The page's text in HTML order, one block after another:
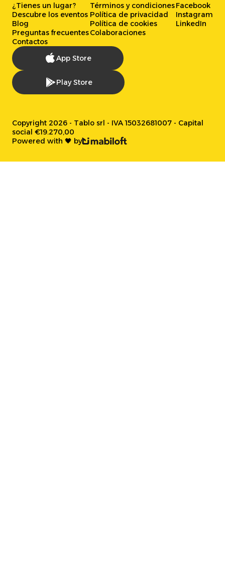
¿Tienes un lugar?
Descubre los eventos
Blog
Preguntas frecuentes
Contactos
Términos y condiciones
Política de privacidad
Política de cookies
Colaboraciones
Facebook
Instagram
LinkedIn
App Store
Play Store
Copyright 2026 - Tablo srl - IVA 15032681007 - Capital
social €19.270,00
Powered with 🖤 by